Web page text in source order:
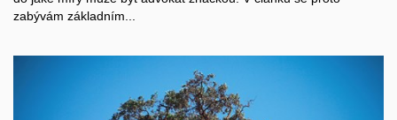
zabývám základním...